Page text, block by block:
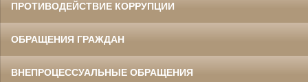
ПРОТИВОДЕЙСТВИЕ КОРРУПЦИИ
ОБРАЩЕНИЯ ГРАЖДАН
ВНЕПРОЦЕССУАЛЬНЫЕ ОБРАЩЕНИЯ